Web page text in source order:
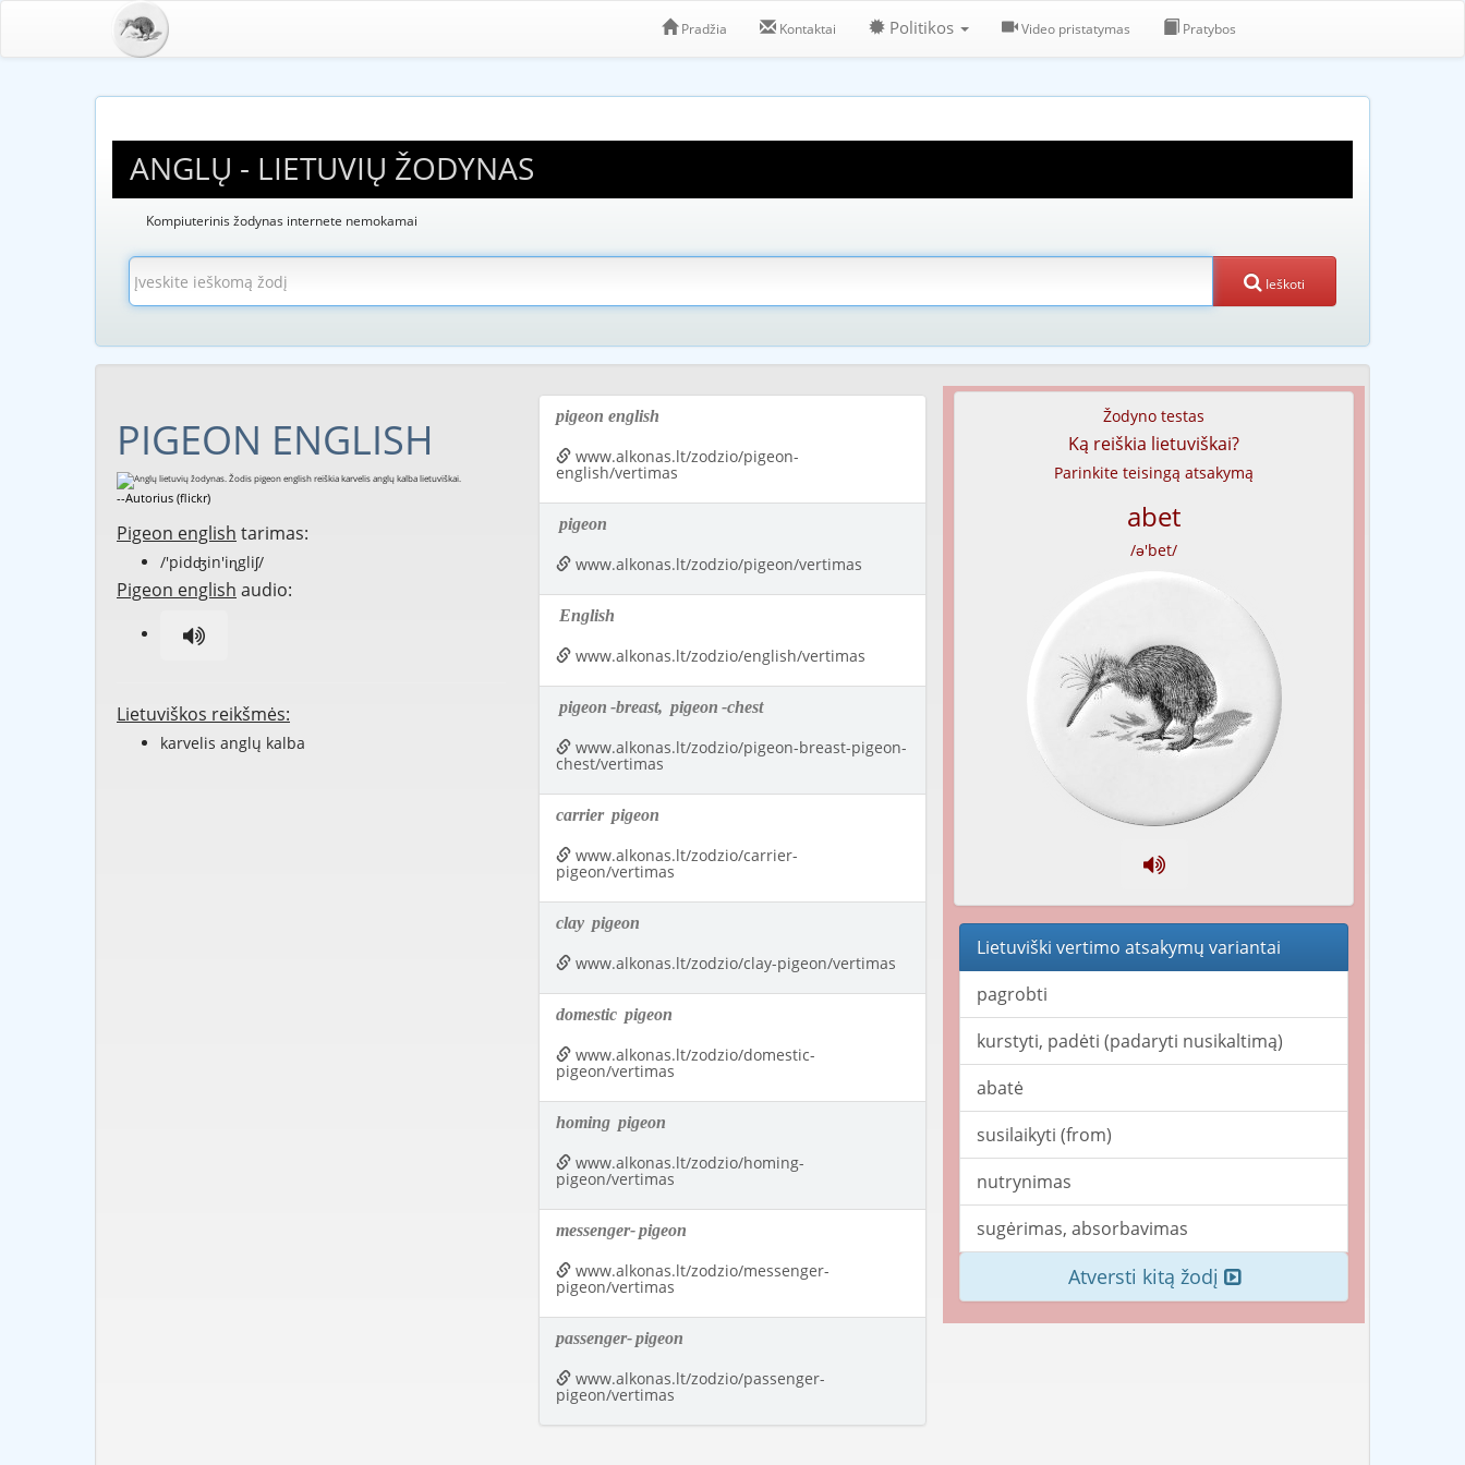
Pradžia Kontaktai Politikos Video pristatymas Pratybos
ANGLŲ - LIETUVIŲ ŽODYNAS
Kompiuterinis žodynas internete nemokamai
Ieškoti
PIGEON ENGLISH
--Autorius (flickr)
Pigeon english tarimas:
/'pidʤin'iɳgliʃ/
Pigeon english audio:
Lietuviškos reikšmės:
karvelis anglų kalba
pigeon english
www.alkonas.lt/zodzio/pigeon-
english/vertimas
pigeon
www.alkonas.lt/zodzio/pigeon/vertimas
English
www.alkonas.lt/zodzio/english/vertimas
pigeon -breast, pigeon -chest
www.alkonas.lt/zodzio/pigeon-breast-pigeon-
chest/vertimas
carrier pigeon
www.alkonas.lt/zodzio/carrier-
pigeon/vertimas
clay pigeon
www.alkonas.lt/zodzio/clay-pigeon/vertimas
domestic pigeon
www.alkonas.lt/zodzio/domestic-
pigeon/vertimas
homing pigeon
www.alkonas.lt/zodzio/homing-
pigeon/vertimas
messenger-pigeon
www.alkonas.lt/zodzio/messenger-
pigeon/vertimas
passenger-pigeon
www.alkonas.lt/zodzio/passenger-
pigeon/vertimas
Žodyno testas
Ką reiškia lietuviškai?
Parinkite teisingą atsakymą
abet
/ə'bet/
Lietuviški vertimo atsakymų variantai
pagrobti
kurstyti, padėti (padaryti nusikaltimą)
abatė
susilaikyti (from)
nutrynimas
sugėrimas, absorbavimas
Atversti kitą žodį